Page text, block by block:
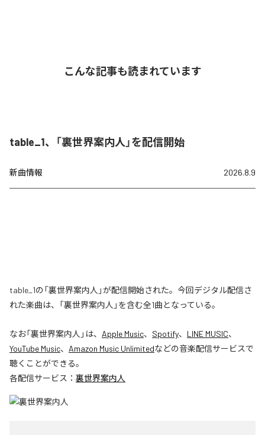
こんな記事も読まれています
table_1、「裏世界案内人」を配信開始
新曲情報 2026.8.9
table_1の「裏世界案内人」が配信開始された。今回デジタル配信さ
れた楽曲は、「裏世界案内人」を含む全1曲となっている。
なお「裏世界案内人 」は、 Apple Music、 Spotify、 LINE MUSIC、
YouTube Music、 Amazon Music Unlimitedなどの音楽配信サービスで
聴くことができる。
各配信サービス： 裏世界案内人